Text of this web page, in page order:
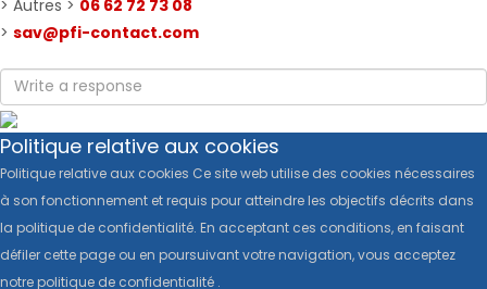
> Autres > 06 62 72 73 08
> sav@pfi-contact.com
Politique relative aux cookies
Politique relative aux cookies Ce site web utilise des cookies nécessaires
à son fonctionnement et requis pour atteindre les objectifs décrits dans
la politique de confidentialité. En acceptant ces conditions, en faisant
défiler cette page ou en poursuivant votre navigation, vous acceptez
notre politique de confidentialité .